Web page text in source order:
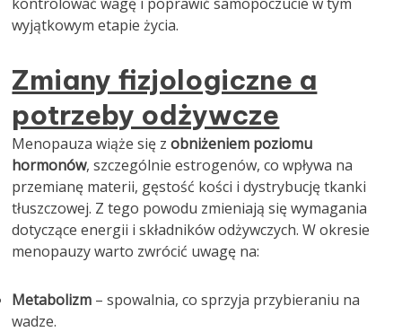
wyjątkowym etapie życia.
Zmiany fizjologiczne a
potrzeby odżywcze
Menopauza wiąże się zobniżeniem poziomu
hormonów, szczególnie estrogenów, co wpływa na
przemianę materii, gęstość kości i dystrybucję tkanki
tłuszczowej. Z tego powodu zmieniają się wymagania
dotyczące energii i składników odżywczych. W okresie
menopauzy warto zwrócić uwagę na:
Metabolizm – spowalnia, co sprzyja przybieraniu na
wadze.